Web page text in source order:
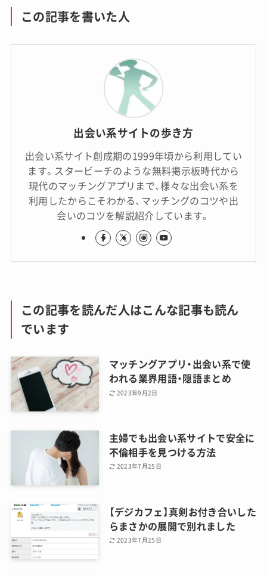
この記事を書いた人
出会い系サイトの歩き方
出会い系サイト創成期の1999年頃から利用してい
ます。スタービーチのような無料掲示板時代から
現代のマッチングアプリまで、様々な出会い系を
利用したからこそわかる、マッチングのコツや出
会いのコツを解説紹介しています。
この記事を読んだ人はこんな記事も読ん
でいます
マッチングアプリ・出会い系で使
われる業界用語・隠語まとめ
2023年9月2日
主婦でも出会い系サイトで安全に
不倫相手を見つける方法
2023年7月25日
【デジカフェ】真剣お付き合いした
らまさかの展開で別れました
2023年7月25日